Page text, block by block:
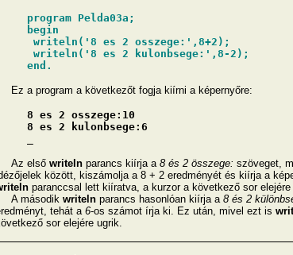
program Pelda03a;
begin
writeln('8 es 2 osszege:',8+2);
writeln('8 es 2 kulonbsege:',8-2);
end.
Ez a program a következőt fogja kiírni a képernyőre:
8 es 2 osszege:10
8 es 2 kulonbsege:6
Az első writelnparancs kiírja a 8 és 2 összege: szöveget,
között, kiszámolja a 8 + 2 eredményét és kiírja a
paranccsal lett kiíratva, a kurzor a következő sor elejére
A második writeln parancs hasonlóan kiírja a 8 és 2
tehát a 6-os számot írja ki. Ez után, mivel ezt is
sor elejére ugrik.